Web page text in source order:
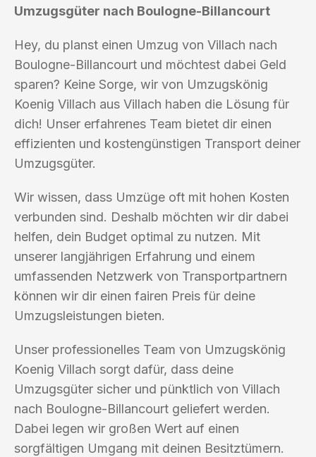
Umzugsgüter nach Boulogne-Billancourt
Hey, du planst einen Umzug von Villach nach
Boulogne-Billancourt und möchtest dabei Geld
sparen? Keine Sorge, wir von Umzugskönig
Koenig Villach aus Villach haben die Lösung für
dich! Unser erfahrenes Team bietet dir einen
effizienten und kostengünstigen Transport deiner
Umzugsgüter.
Wir wissen, dass Umzüge oft mit hohen Kosten
verbunden sind. Deshalb möchten wir dir dabei
helfen, dein Budget optimal zu nutzen. Mit
unserer langjährigen Erfahrung und einem
umfassenden Netzwerk von Transportpartnern
können wir dir einen fairen Preis für deine
Umzugsleistungen bieten.
Unser professionelles Team von Umzugskönig
Koenig Villach sorgt dafür, dass deine
Umzugsgüter sicher und pünktlich von Villach
nach Boulogne-Billancourt geliefert werden.
Dabei legen wir großen Wert auf einen
sorgfältigen Umgang mit deinen Besitztümern.